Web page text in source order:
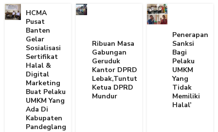
HCMA
Pusat
Banten
Gelar
Sosialisasi
Sertifikat
Halal &
Digital
Marketing
Buat Pelaku
UMKM Yang
Ada Di
Kabupaten
Pandeglang
Ribuan Masa
Gabungan
Geruduk
Kantor DPRD
Lebak,Tuntut
Ketua DPRD
Mundur
Penerapan
Sanksi
Bagi
Pelaku
UMKM
Yang
Tidak
Memiliki
Halal’